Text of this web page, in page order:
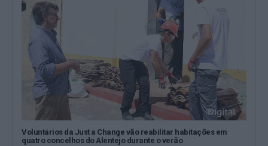
Voluntários da Just a Change vão reabilitar habitações em
quatro concelhos do Alentejo durante o verão